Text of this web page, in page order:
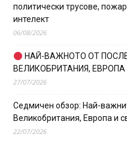
политически трусове,
интелект
06/08/2026
НАЙ-ВАЖНОТО ОТ
ВЕЛИКОБРИТАНИЯ, ЕВРОПА
27/07/2026
Седмичен обзор: Най-
Великобритания, Европа и
22/07/2026